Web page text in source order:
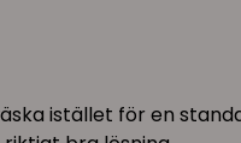
istället för en